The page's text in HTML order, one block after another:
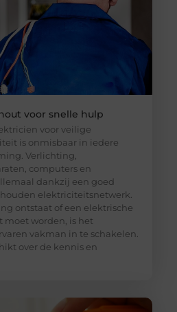
voor snelle hulp
voor veilige
is onmisbaar in iedere
Verlichting,
computers en
dankzij een goed
elektriciteitsnetwerk.
ontstaat of een elektrische
moet worden, is het
vakman in te schakelen.
over de kennis en